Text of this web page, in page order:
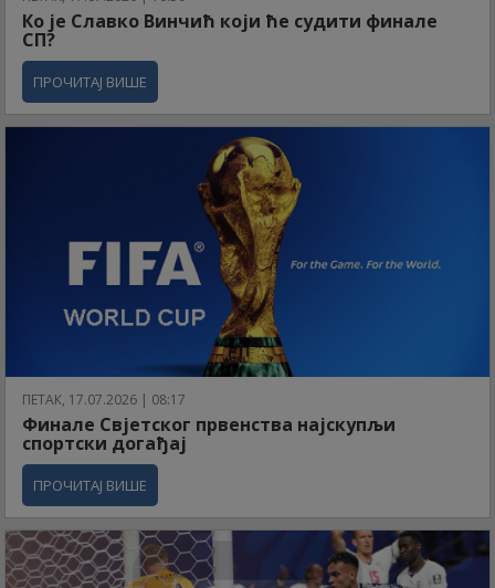
Ко је Славко Винчић који ће судити финале
СП?
ПРОЧИТАЈ ВИШЕ
ПЕТАК, 17.07.2026 | 08:17
Финале Свјетског првенства најскупљи
спортски догађај
ПРОЧИТАЈ ВИШЕ